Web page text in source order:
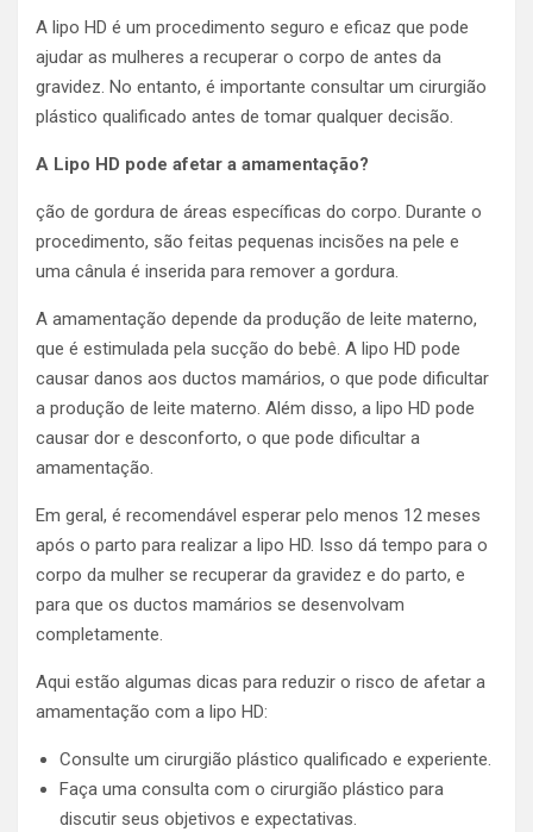
A lipo HD é um procedimento seguro e eficaz que pode
ajudar as mulheres a recuperar o corpo de antes da
gravidez. No entanto, é importante consultar um cirurgião
plástico qualificado antes de tomar qualquer decisão.
A Lipo HD pode afetar a amamentação?
ção de gordura de áreas específicas do corpo. Durante o
procedimento, são feitas pequenas incisões na pele e
uma cânula é inserida para remover a gordura.
A amamentação depende da produção de leite materno,
que é estimulada pela sucção do bebê. A lipo HD pode
causar danos aos ductos mamários, o que pode dificultar
a produção de leite materno. Além disso, a lipo HD pode
causar dor e desconforto, o que pode dificultar a
amamentação.
Em geral, é recomendável esperar pelo menos 12 meses
após o parto para realizar a lipo HD. Isso dá tempo para o
corpo da mulher se recuperar da gravidez e do parto, e
para que os ductos mamários se desenvolvam
completamente.
Aqui estão algumas dicas para reduzir o risco de afetar a
amamentação com a lipo HD:
Consulte um cirurgião plástico qualificado e experiente.
Faça uma consulta com o cirurgião plástico para
discutir seus objetivos e expectativas.